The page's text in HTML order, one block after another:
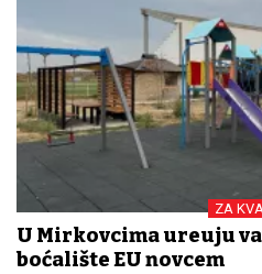
ZA
U Mirkovcima uređuju
boćalište EU novcem